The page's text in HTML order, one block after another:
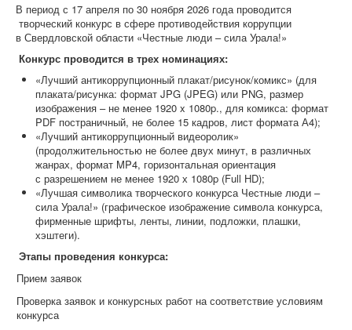
В период с 17 апреля по 30 ноября 2026 года проводится
творческий конкурс в сфере противодействия коррупции
в Свердловской области «Честные люди – сила Урала!»
Конкурс проводится в трех номинациях:
«Лучший антикоррупционный плакат/рисунок/комикс» (для
плаката/рисунка: формат JPG (JPEG) или PNG, размер
изображения – не менее 1920 x 1080p., для комикса: формат
PDF постраничный, не более 15 кадров, лист формата А4);
«Лучший антикоррупционный видеоролик»
(продолжительностью не более двух минут, в различных
жанрах, формат MP4, горизонтальная ориентация
с разрешением не менее 1920 х 1080p (Full HD);
«Лучшая символика творческого конкурса Честные люди –
сила Урала!» (графическое изображение символа конкурса,
фирменные шрифты, ленты, линии, подложки, плашки,
хэштеги).
Этапы проведения конкурса:
Прием заявок
Проверка заявок и конкурсных работ на соответствие условиям
конкурса